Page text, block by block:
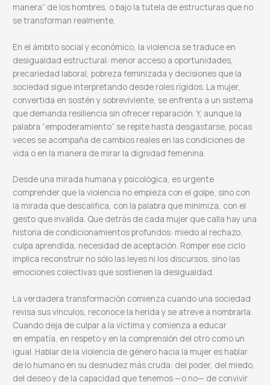
manera” de los hombres, o bajo la tutela de estructuras que no
se transforman realmente.
En el ámbito social y económico, la violencia se traduce en
desigualdad estructural: menor acceso a oportunidades,
precariedad laboral, pobreza feminizada y decisiones que la
sociedad sigue interpretando desde roles rígidos. La mujer,
convertida en sostén y sobreviviente, se enfrenta a un sistema
que demanda resiliencia sin ofrecer reparación. Y, aunque la
palabra “empoderamiento” se repite hasta desgastarse, pocas
veces se acompaña de cambios reales en las condiciones de
vida o en la manera de mirar la dignidad femenina.
Desde una mirada humana y psicológica, es urgente
comprender que la violencia no empieza con el golpe, sino con
la mirada que descalifica, con la palabra que minimiza, con el
gesto que invalida. Que detrás de cada mujer que calla hay una
historia de condicionamientos profundos: miedo al rechazo,
culpa aprendida, necesidad de aceptación. Romper ese ciclo
implica reconstruir no sólo las leyes ni los discursos, sino las
emociones colectivas que sostienen la desigualdad.
La verdadera transformación comienza cuando una sociedad
revisa sus vínculos, reconoce la herida y se atreve a nombrarla.
Cuando deja de culpar a la víctima y comienza a educar
en empatía, en respeto y en la comprensión del otro como un
igual. Hablar de la violencia de género hacia la mujer es hablar
de lo humano en su desnudez más cruda: del poder, del miedo,
del deseo y de la capacidad que tenemos —o no— de convivir